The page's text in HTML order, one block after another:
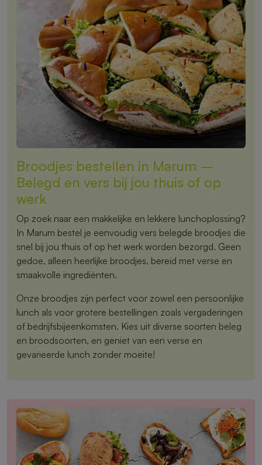
Broodjes bestellen in Marum –
Belegd en vers bij jou thuis of op
werk
Op zoek naar een makkelijke en lekkere lunchoplossing?
In Marum bestel je eenvoudig vers belegde broodjes die
snel bij jou thuis of op het werk worden bezorgd. Geen
gedoe, alleen heerlijke broodjes, bereid met verse en
smaakvolle ingrediënten.
Onze broodjes zijn perfect voor zowel een persoonlijke
lunch als voor grotere bestellingen zoals vergaderingen
of bedrijfsbijeenkomsten. Kies uit diverse soorten beleg
en broodsoorten, en geniet van een verse en
gevarieerde lunch zonder moeite!